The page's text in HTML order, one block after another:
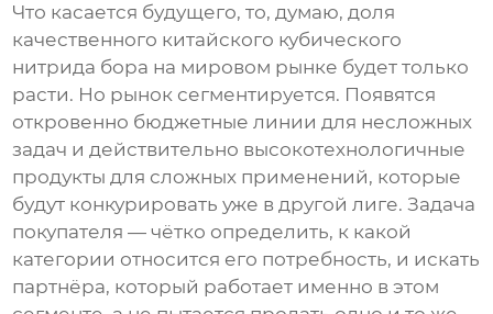
Что касается будущего, то, думаю, доля
качественного китайского кубического
нитрида бора на мировом рынке будет только
расти. Но рынок сегментируется. Появятся
откровенно бюджетные линии для несложных
задач и действительно высокотехнологичные
продукты для сложных применений, которые
будут конкурировать уже в другой лиге. Задача
покупателя — чётко определить, к какой
категории относится его потребность, и искать
партнёра, который работает именно в этом